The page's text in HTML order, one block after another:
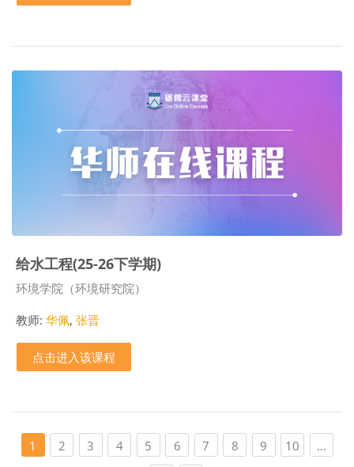
给水工程(25-26下学期)
课程类别
环境学院（环境研究院）
教师: 华佩, 张晋
点击进入该课程
1 2页 2 3 4页 4 5 6页 6 7 8页 8 9 页 910
…